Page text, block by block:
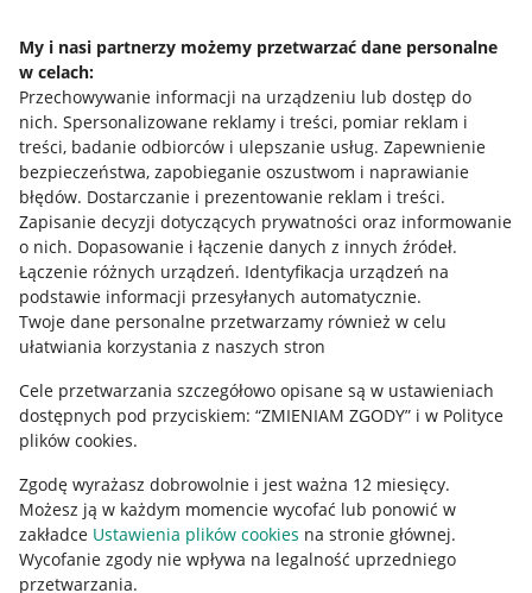
My i nasi partnerzy możemy przetwarzać dane personalne
w celach:
Przechowywanie informacji na urządzeniu lub dostęp do
nich. Spersonalizowane reklamy i treści, pomiar reklam i
treści, badanie odbiorców i ulepszanie usług. Zapewnienie
bezpieczeństwa, zapobieganie oszustwom i naprawianie
błędów. Dostarczanie i prezentowanie reklam i treści.
Zapisanie decyzji dotyczących prywatności oraz informowanie
o nich. Dopasowanie i łączenie danych z innych źródeł.
Łączenie różnych urządzeń. Identyfikacja urządzeń na
podstawie informacji przesyłanych automatycznie.
Twoje dane personalne przetwarzamy również w celu
ułatwiania korzystania z naszych stron
Cele przetwarzania szczegółowo opisane są w ustawieniach
dostępnych pod przyciskiem: “ZMIENIAM ZGODY” i w Polityce
plików cookies.
Zgodę wyrażasz dobrowolnie i jest ważna 12 miesięcy.
Możesz ją w każdym momencie wycofać lub ponowić w
zakładce Ustawienia plików cookies na stronie głównej.
Wycofanie zgody nie wpływa na legalność uprzedniego
przetwarzania.
Allegro Gadane dla sprzedających
Allegro Gadane dla kupujących
Mapa miejscowości
Informacje prawne
Regulamin
Polityka plików "cookies"
Ustawienia plików "cookies"
Udostępnianie lokalizacji
Informacje dla Aktu o Usługach Cyfrowych
Pobierz aplikację